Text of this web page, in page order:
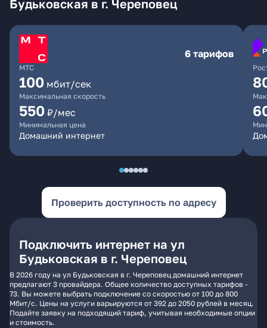
Будьковская в г. Череповец
МТС
6 тарифов
100 мбит/сек
Максимальная скорость
550 ₽/мес
Минимальная цена
Домашний интернет
Проверить доступность по адресу
Подключить интернет на ул
Будьковская в г. Череповец
В 2026 году на ул Будьковская в г. Череповец домашний интернет
предлагают 3 провайдера. Общее количество доступных тарифов -
73. Вы можете выбрать подключение со скоростью от 100 до 800
Мбит/с. Цены на услуги варьируются от 392 до 2050 рублей в месяц.
Подайте заявку на подходящий тариф, учитывая необходимые опции
и стоимость.